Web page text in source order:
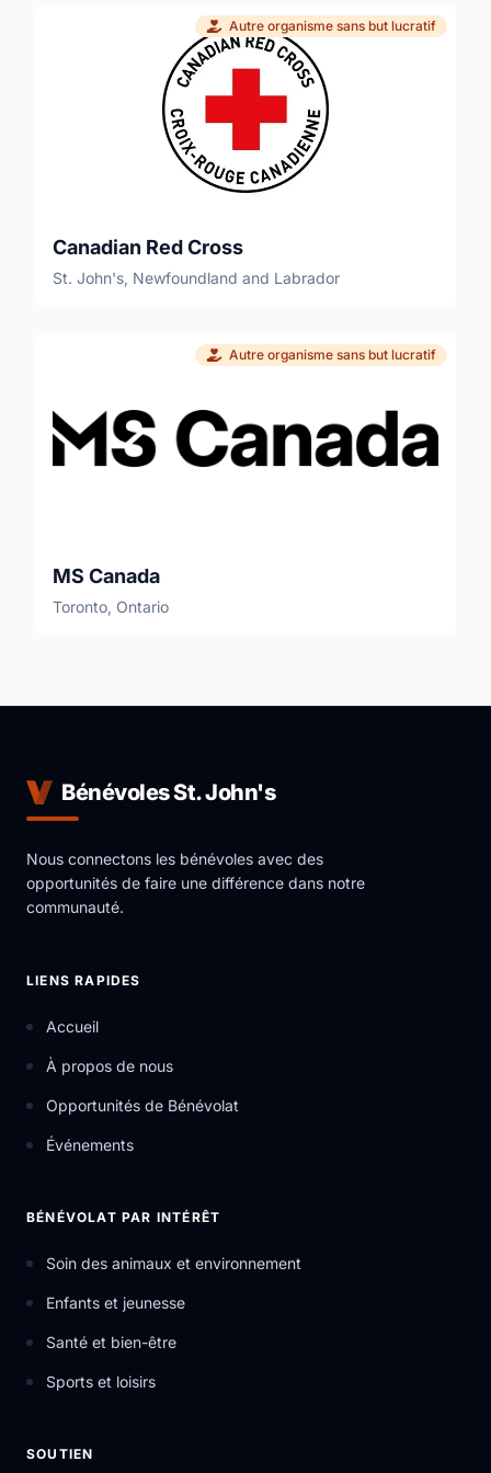
semaine en moyenne structure de soutien :
Les bénévoles se réunissent (virtuellement) en
groupes locaux tous les mois et comptent sur
leur.s leader.s de groupe pour obtenir des
conseils. Il est aussi recommandé d’assister à
d’autres appels virtuels et webinaires dirigés
par les employées de Résultats. Vous êtes
prêt.e à apprendre ce que signifie faire du
solutions à l’extrême pauvreté, puis vous vous
engagez à passer à l’action à chaque mois?
Autre organisme sans but lucratif
Canadian Red Cross
St. John's, Newfoundland and Labrador
Autre organisme sans but lucratif
MS Canada
Toronto, Ontario
Bénévoles St. John's
Nous connectons les bénévoles avec des
opportunités de faire une différence dans notre
communauté.
LIENS RAPIDES
Accueil
À propos de nous
Opportunités de Bénévolat
Événements
BÉNÉVOLAT PAR INTÉRÊT
Soin des animaux et environnement
Enfants et jeunesse
Santé et bien-être
Sports et loisirs
SOUTIEN